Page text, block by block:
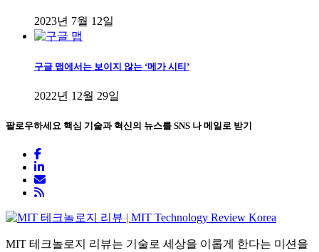
2023년 7월 12일
구글 맵에서는 보이지 않는 ‘메가 시티’
2022년 12월 29일
팔로우하세요 핵심 기술과 혁신의 뉴스를 SNS 나 메일로 받기
MIT 테크놀로지 리뷰는 기술로 세상을 이롭게 한다는 미션을